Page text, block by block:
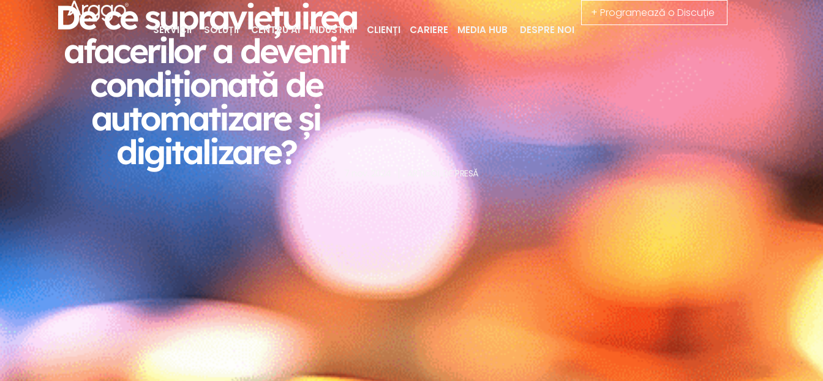
SERVICII SOLUȚII CENTRU AI INDUSTRII CLIENȚI CARIERE MEDIA HUB DESPRE NOI
+ Programează o Discuție
De ce supraviețuirea
afacerilor a devenit
condiționată de
automatizare și
digitalizare?
ARTICOL DE PRESĂ